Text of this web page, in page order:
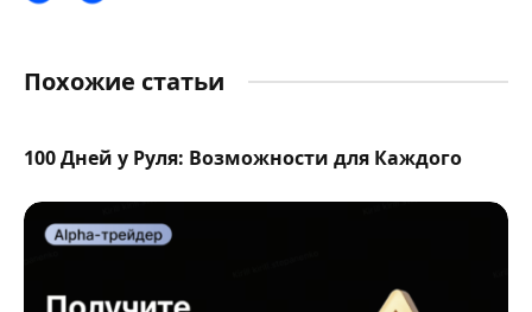
Похожие статьи
100 Дней у Руля: Возможности для Каждого